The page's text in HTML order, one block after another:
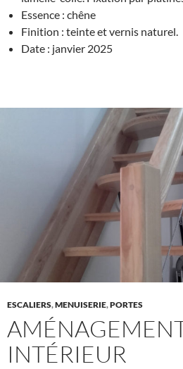
Essence : chêne
Finition : teinte et vernis naturel.
Date : janvier 2025
ESCALIERS,MENUISERIE,PORTES
INTÉRIEUR